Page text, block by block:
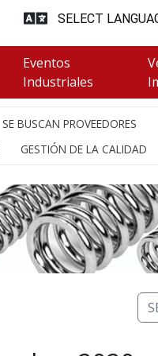
SELECT
Eventos
Industriales
SE BUSCAN PROVEEDORES
GESTIÓN DE LA CALIDAD